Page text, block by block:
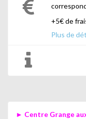
+5€ de
Plus de
► Centre Grange